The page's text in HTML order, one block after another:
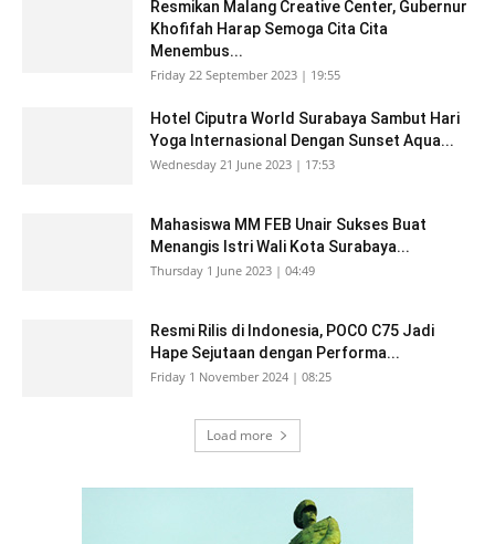
Resmikan Malang Creative Center, Gubernur
Khofifah Harap Semoga Cita Cita
Menembus...
Friday 22 September 2023 | 19:55
Hotel Ciputra World Surabaya Sambut Hari
Yoga Internasional Dengan Sunset Aqua...
Wednesday 21 June 2023 | 17:53
Mahasiswa MM FEB Unair Sukses Buat
Menangis Istri Wali Kota Surabaya...
Thursday 1 June 2023 | 04:49
Resmi Rilis di Indonesia, POCO C75 Jadi
Hape Sejutaan dengan Performa...
Friday 1 November 2024 | 08:25
Load more